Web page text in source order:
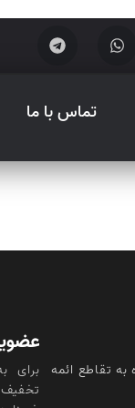
تماس با ما
به تقاطع ائمه برای